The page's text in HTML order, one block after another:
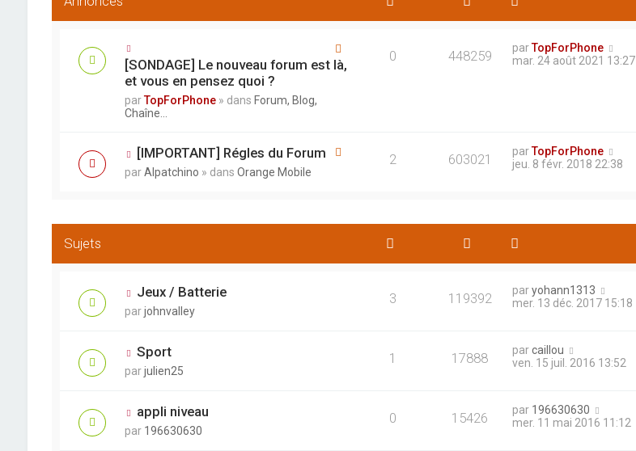
[SONDAGE] Le nouveau forum est là,
et vous en pensez quoi ?
parTopForPhone » dans Forum, Blog,
Chaîne...
0 448259 parTopForPhone
mar. 24 août 2021 13:27
[IMPORTANT] Régles du Forum
parAlpatchino » dans Orange Mobile
2 603021 parTopForPhone
jeu. 8 févr. 2018 22:38
Sujets
Jeux / Batterie
parjohnvalley
3 119392 paryohann1313
mer. 13 déc. 2017 15:18
Sport
parjulien25
1 17888 parcaillou
ven. 15 juil. 2016 13:52
appli niveau
par 196630630
0 15426 par 196630630
mer. 11 mai 2016 11:12